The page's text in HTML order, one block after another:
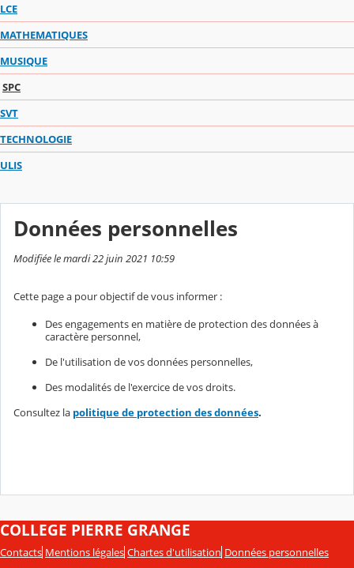
LCE
MATHEMATIQUES
MUSIQUE
SPC
SVT
TECHNOLOGIE
ULIS
Données personnelles
Modifiée le mardi 22 juin 2021 10:59
Cette page a pour objectif de vous informer :
Des engagements en matière de protection des données à
caractère personnel,
De l'utilisation de vos données personnelles,
Des modalités de l'exercice de vos droits.
Consultez la politique de protection des données.
COLLEGE PIERRE GRANGE
Contacts Mentions légales Chartes d'utilisation Données personnelles